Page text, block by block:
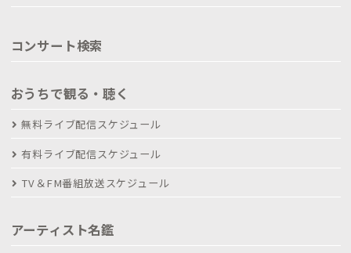
コンサート検索
おうちで観る・聴く
無料ライブ配信スケジュール
有料ライブ配信スケジュール
TV＆FM番組放送スケジュール
アーティスト名鑑